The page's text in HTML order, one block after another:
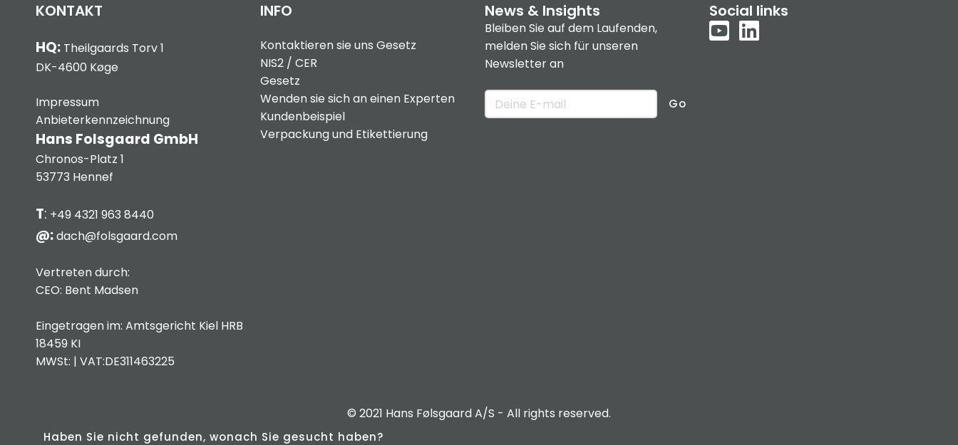
KONTAKT
HQ:Theilgaards Torv 1
DK-4600 Køge
Impressum
Anbieterkennzeichnung
Hans Folsgaard GmbH
Chronos-Platz 1
53773 Hennef
T: +49 4321 963 8440
@:dach@folsgaard.com
Vertreten durch:
CEO: Bent Madsen
Eingetragen im: Amtsgericht Kiel HRB
18459 KI
MWSt: | VAT:DE311463225
INFO
Kontaktieren sie uns Gesetz
NIS2 / CER
Gesetz
Wenden sie sich an einen Experten
Kundenbeispiel
Verpackung und Etikettierung
News & Insights
Bleiben Sie auf dem Laufenden,
melden Sie sich für unseren
Newsletter an
Go
Social links
© 2021 Hans Følsgaard A/S - All rights reserved.
Haben Sie nicht gefunden, wonach Sie gesucht haben?